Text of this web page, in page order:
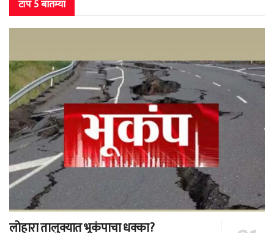
टॉप 5 बातम्या
लोहारा तालुक्यात भूकंपाचा धक्का?